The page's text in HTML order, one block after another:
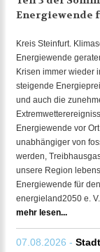
Energiewende
Kreis Steinfurt.
Energiewende
Krisen immer wieder
steigende
und auch die
Energiewende vor
unabhängiger von
werden,
unsere Region
Energiewende für
energieland2050 e.
mehr lesen...
07.08.2026 -